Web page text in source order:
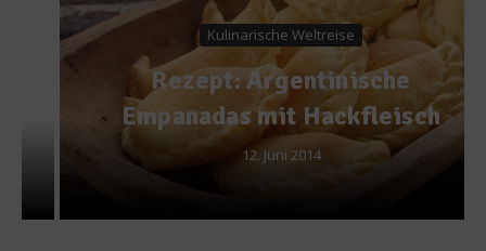
Kulinarische Weltreise
Rezept: Argentinische
Empanadas mit Hackfleisch
12. Juni 2014